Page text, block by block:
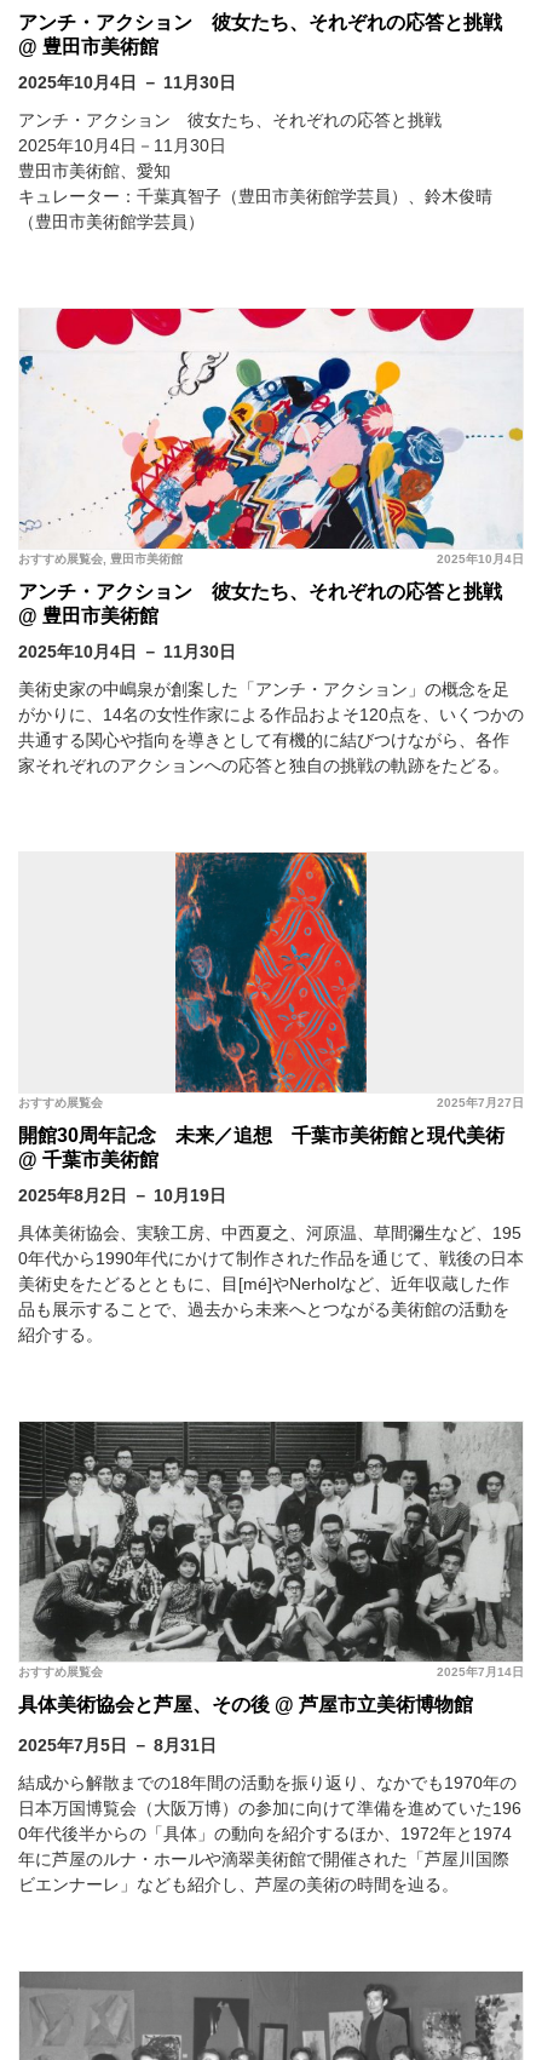
アンチ・アクション 彼女たち、それぞれの応答と挑戦
@ 豊田市美術館
2025年10月4日 － 11月30日
アンチ・アクション 彼女たち、それぞれの応答と挑戦
2025年10月4日－11月30日
豊田市美術館、愛知
キュレーター：千葉真智子（豊田市美術館学芸員）、鈴木俊晴
（豊田市美術館学芸員）
2025年10月4日
おすすめ展覧会 豊田市美術館
アンチ・アクション 彼女たち、それぞれの応答と挑戦
@ 豊田市美術館
2025年10月4日 － 11月30日
美術史家の中嶋泉が創案した「アンチ・アクション」の概念を足
がかりに、14名の女性作家による作品およそ120点を、いくつかの
共通する関心や指向を導きとして有機的に結びつけながら、各作
家それぞれのアクションへの応答と独自の挑戦の軌跡をたどる。
2025年7月27日
おすすめ展覧会
開館30周年記念 未来／追想 千葉市美術館と現代美術
@ 千葉市美術館
2025年8月2日 － 10月19日
具体美術協会、実験工房、中西夏之、河原温、草間彌生など、195
0年代から1990年代にかけて制作された作品を通じて、戦後の日本
美術史をたどるとともに、目[mé]やNerholなど、近年収蔵した作
品も展示することで、過去から未来へとつながる美術館の活動を
紹介する。
2025年7月14日
おすすめ展覧会
具体美術協会と芦屋、その後 @ 芦屋市立美術博物館
2025年7月5日 － 8月31日
結成から解散までの18年間の活動を振り返り、なかでも1970年の
日本万国博覧会（大阪万博）の参加に向けて準備を進めていた196
0年代後半からの「具体」の動向を紹介するほか、1972年と1974
年に芦屋のルナ・ホールや滴翠美術館で開催された「芦屋川国際
ビエンナーレ」なども紹介し、芦屋の美術の時間を辿る。